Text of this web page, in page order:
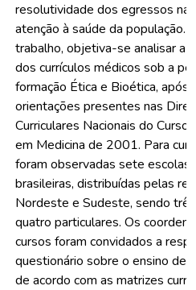
resolutividade dos egressos
atenção à saúde da população.
trabalho, objetiva-se analisar a
dos currículos médicos sob a
formação Ética e Bioética, após
orientações presentes nas
Curriculares Nacionais do Curso
em Medicina de 2001. Para
foram observadas sete escolas
brasileiras, distribuídas pelas
Nordeste e Sudeste, sendo
quatro particulares. Os
cursos foram convidados a
questionário sobre o ensino de
de acordo com as matrizes